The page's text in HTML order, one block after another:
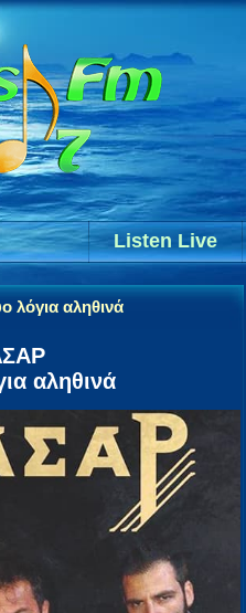
Listen Live
λόγια αληθινά
αληθινά